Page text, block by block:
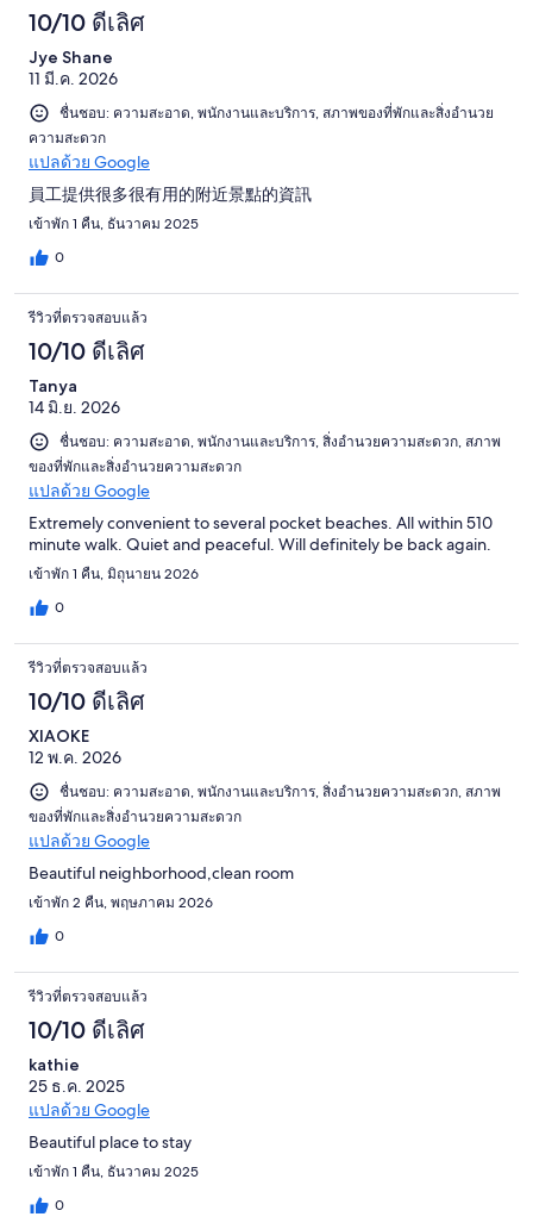
10/10 ดีเลิศ
Jye Shane
11 มี.ค. 2026
ชื่นชอบ: ความสะอาด, พนักงานและบริการ, สภาพของที่พักและสิ่งอำนวย
ความสะดวก
แปลด้วย Google
員工提供很多很有用的附近景點的資訊
เข้าพัก 1 คืน, ธันวาคม 2025
0
รีวิวที่ตรวจสอบแล้ว
10/10 ดีเลิศ
Tanya
14 มิ.ย. 2026
ชื่นชอบ: ความสะอาด, พนักงานและบริการ, สิ่งอำนวยความสะดวก, สภาพ
ของที่พักและสิ่งอำนวยความสะดวก
แปลด้วย Google
Extremely convenient to several pocket beaches. All within 510
minute walk. Quiet and peaceful. Will definitely be back again.
เข้าพัก 1 คืน, มิถุนายน 2026
0
รีวิวที่ตรวจสอบแล้ว
10/10 ดีเลิศ
XIAOKE
12 พ.ค. 2026
ชื่นชอบ: ความสะอาด, พนักงานและบริการ, สิ่งอำนวยความสะดวก, สภาพ
ของที่พักและสิ่งอำนวยความสะดวก
แปลด้วย Google
Beautiful neighborhood,clean room
เข้าพัก 2 คืน, พฤษภาคม 2026
0
รีวิวที่ตรวจสอบแล้ว
10/10 ดีเลิศ
kathie
25 ธ.ค. 2025
แปลด้วย Google
Beautiful place to stay
เข้าพัก 1 คืน, ธันวาคม 2025
0